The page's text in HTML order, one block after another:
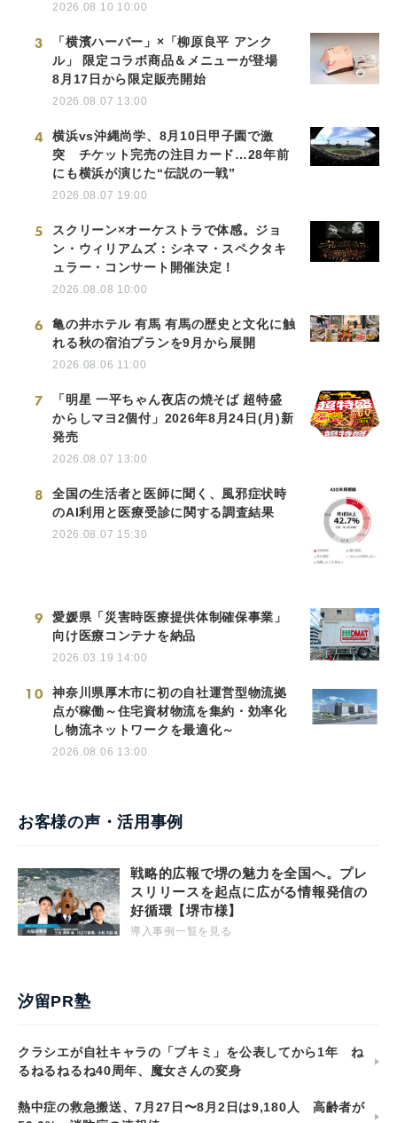
2026.08.10 10:00
3
「横濱ハーバー」×「柳原良平 アンク
ル」 限定コラボ商品＆メニューが登場
8月17日から限定販売開始
2026.08.07 13:00
4
横浜vs沖縄尚学、8月10日甲子園で激
突 チケット完売の注目カード…28年前
にも横浜が演じた“伝説の一戦”
2026.08.07 19:00
5
スクリーン×オーケストラで体感。ジョ
ン・ウィリアムズ：シネマ・スペクタキ
ュラー・コンサート開催決定！
2026.08.08 10:00
6
亀の井ホテル 有馬 有馬の歴史と文化に触
れる秋の宿泊プランを9月から展開
2026.08.06 11:00
7
「明星 一平ちゃん夜店の焼そば 超特盛
からしマヨ2個付」2026年8月24日(月)新
発売
2026.08.07 13:00
8
全国の生活者と医師に聞く、風邪症状時
のAI利用と医療受診に関する調査結果
2026.08.07 15:30
9
愛媛県「災害時医療提供体制確保事業」
向け医療コンテナを納品
2026.03.19 14:00
10
神奈川県厚木市に初の自社運営型物流拠
点が稼働～住宅資材物流を集約・効率化
し物流ネットワークを最適化～
2026.08.06 13:00
お客様の声・活用事例
戦略的広報で堺の魅力を全国へ。プレ
スリリースを起点に広がる情報発信の
好循環【堺市様】
導入事例一覧を見る
汐留PR塾
クラシエが自社キャラの「ブキミ」を公表してから1年 ね
るねるねるね40周年、魔女さんの変身
熱中症の救急搬送、7月27日〜8月2日は9,180人 高齢者が